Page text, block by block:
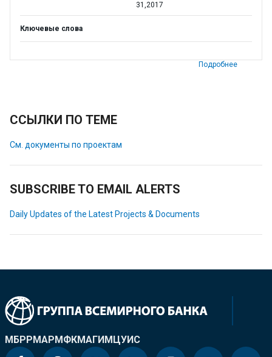
31,2017
Ключевые слова
Подробнее
ССЫЛКИ ПО ТЕМЕ
См. документы по проектам
SUBSCRIBE TO EMAIL ALERTS
Daily Updates of the Latest Projects & Documents
МБРРМАРМФКМАГИМЦУИС